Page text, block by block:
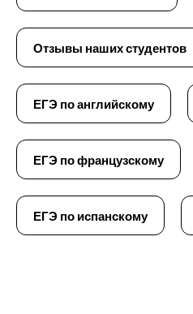
Отзывы наших студентов
ЕГЭ по английскому
ЕГЭ по французскому
ЕГЭ по испанскому